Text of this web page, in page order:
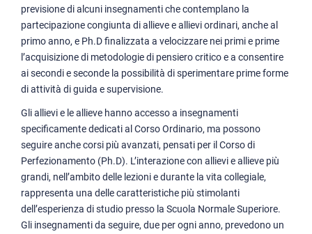
previsione di alcuni insegnamenti che contemplano la
partecipazione congiunta di allieve e allievi ordinari, anche al
primo anno, e Ph.D finalizzata a velocizzare nei primi e prime
l’acquisizione di metodologie di pensiero critico e a consentire
ai secondi e seconde la possibilità di sperimentare prime forme
di attività di guida e supervisione.
Gli allievi e le allieve hanno accesso a insegnamenti
specificamente dedicati al Corso Ordinario, ma possono
seguire anche corsi più avanzati, pensati per il Corso di
Perfezionamento (Ph.D). L’interazione con allievi e allieve più
grandi, nell’ambito delle lezioni e durante la vita collegiale,
rappresenta una delle caratteristiche più stimolanti
dell’esperienza di studio presso la Scuola Normale Superiore.
Gli insegnamenti da seguire, due per ogni anno, prevedono un